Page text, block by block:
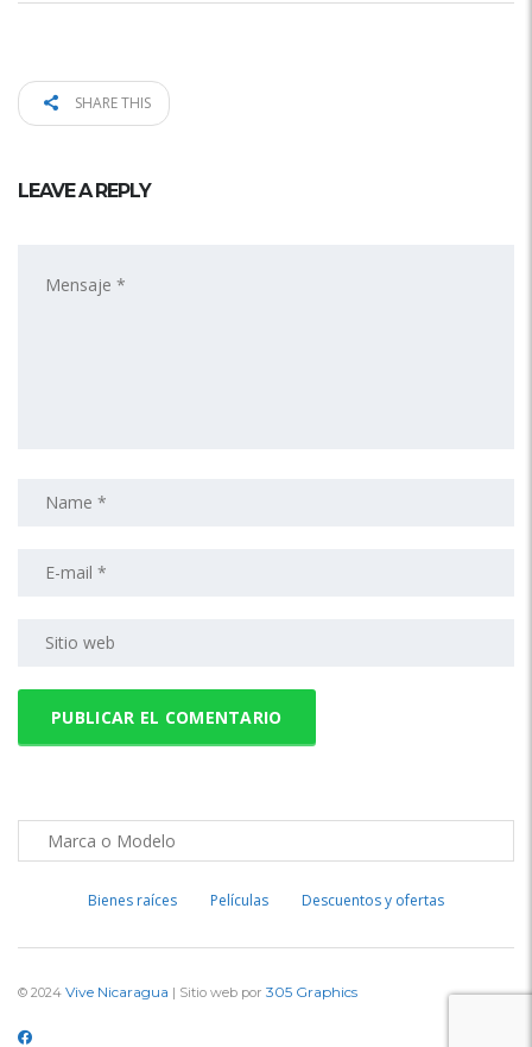
SHARE THIS
LEAVE A REPLY
Bienes raíces Películas Descuentos y ofertas
© 2024 Vive Nicaragua | Sitio web por 305 Graphics